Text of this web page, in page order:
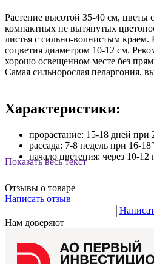
Показать весь текст
Растение высотой 35-40 см, цветы
компактных не вытянутых
листья с сильно-волнистым
соцветия диаметром 10-12 см.
хорошо освещенном месте без
Самая сильнорослая пеларгония,
Характеристики:
прорастание: 15-18 дней при
рассада: 7-8 недель при 16-
начало цветения: через 10-
Отзывы о товаре
Написать отзыв
Нам доверяют